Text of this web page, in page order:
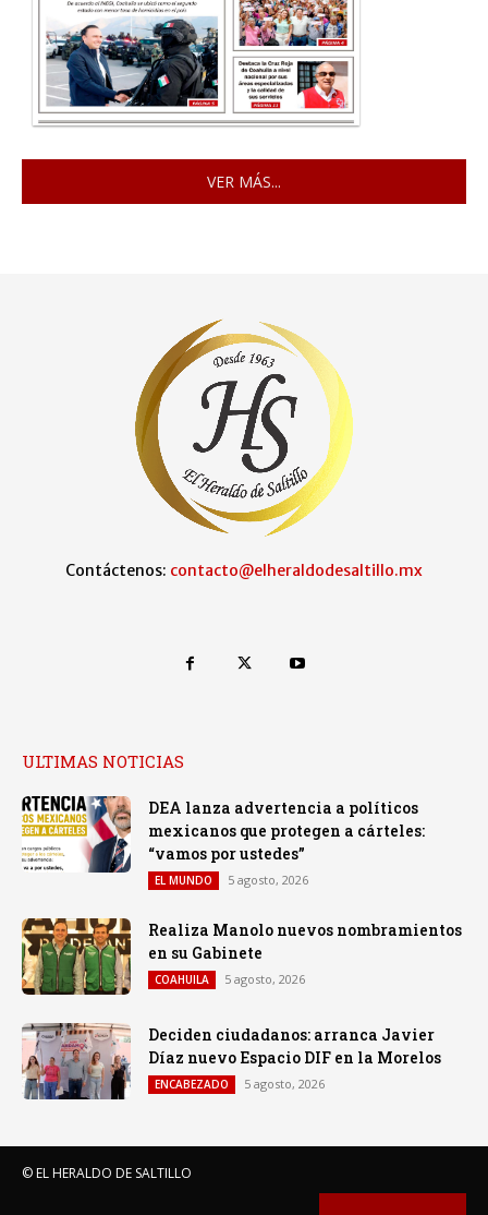
VER MÁS...
Contáctenos: contacto@elheraldodesaltillo.mx
ULTIMAS NOTICIAS
DEA lanza advertencia a políticos
mexicanos que protegen a cárteles:
“vamos por ustedes”
EL MUNDO 5 agosto, 2026
Realiza Manolo nuevos nombramientos
en su Gabinete
COAHUILA 5 agosto, 2026
Deciden ciudadanos: arranca Javier
Díaz nuevo Espacio DIF en la Morelos
ENCABEZADO 5 agosto, 2026
© EL HERALDO DE SALTILLO